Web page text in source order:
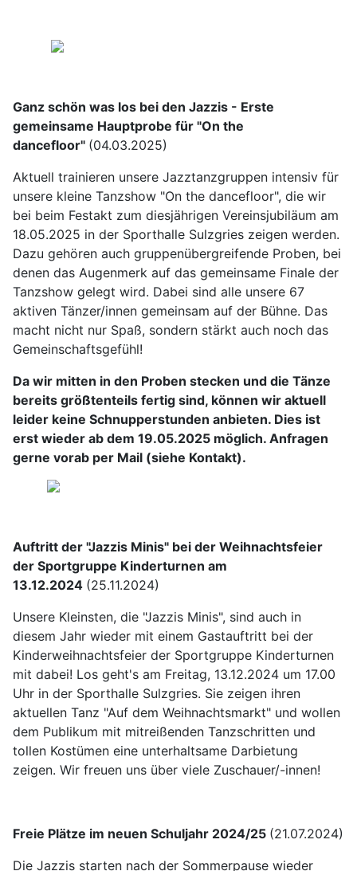
Ganz schön was los bei den Jazzis - Erste
gemeinsame Hauptprobe für "On the
dancefloor" (04.03.2025)
Aktuell trainieren unsere Jazztanzgruppen intensiv für
unsere kleine Tanzshow "On the dancefloor", die wir
bei beim Festakt zum diesjährigen Vereinsjubiläum am
18.05.2025 in der Sporthalle Sulzgries zeigen werden.
Dazu gehören auch gruppenübergreifende Proben, bei
denen das Augenmerk auf das gemeinsame Finale der
Tanzshow gelegt wird. Dabei sind alle unsere 67
aktiven Tänzer/innen gemeinsam auf der Bühne. Das
macht nicht nur Spaß, sondern stärkt auch noch das
Gemeinschaftsgefühl!
Da wir mitten in den Proben stecken und die Tänze
bereits größtenteils fertig sind, können wir aktuell
leider keine Schnupperstunden anbieten. Dies ist
erst wieder ab dem 19.05.2025 möglich. Anfragen
gerne vorab per Mail (siehe Kontakt).
Auftritt der "Jazzis Minis" bei der Weihnachtsfeier
der Sportgruppe Kinderturnen am
13.12.2024 (25.11.2024)
Unsere Kleinsten, die "Jazzis Minis", sind auch in
diesem Jahr wieder mit einem Gastauftritt bei der
Kinderweihnachtsfeier der Sportgruppe Kinderturnen
mit dabei! Los geht's am Freitag, 13.12.2024 um 17.00
Uhr in der Sporthalle Sulzgries. Sie zeigen ihren
aktuellen Tanz "Auf dem Weihnachtsmarkt" und wollen
dem Publikum mit mitreißenden Tanzschritten und
tollen Kostümen eine unterhaltsame Darbietung
zeigen. Wir freuen uns über viele Zuschauer/-innen!
Freie Plätze im neuen Schuljahr 2024/25 (21.07.2024)
Die Jazzis starten nach der Sommerpause wieder